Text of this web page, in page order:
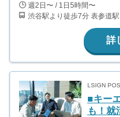
週2日〜 / 1日5時間〜
渋谷駅より徒歩7分 表参道
詳
LSIGN
■キー
も！就